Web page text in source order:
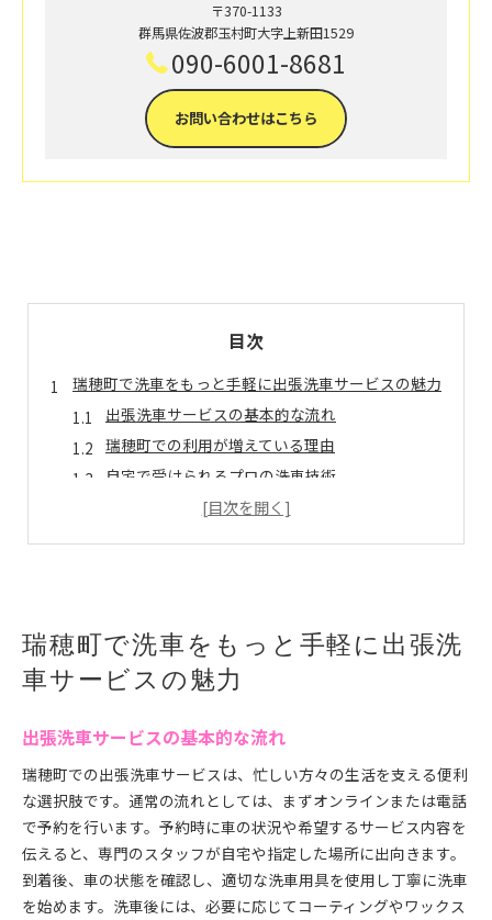
〒370-1133
群馬県佐波郡玉村町大字上新田1529
090-6001-8681
お問い合わせはこちら
目次
瑞穂町で洗車をもっと手軽に出張洗車サービスの魅力
出張洗車サービスの基本的な流れ
瑞穂町での利用が増えている理由
自宅で受けられるプロの洗車技術
時間を有効活用できる出張サービス
基本的な洗車用具の紹介
プロが勧める洗車用具の選び方
瑞穂町の気候に適した洗車用具
コストパフォーマンスの高い洗車用具
環境に優しい洗車用具を選ぶポイント
出張洗車で時間を節約瑞穂町の忙しい方におすすめ
時間短縮を実現する理由とは
日常生活に溶け込む出張洗車サービス
瑞穂町での出張洗車の予約方法
瑞穂町で洗車をもっと手軽に出張洗
車サービスの魅力
出張洗車サービスの基本的な流れ
瑞穂町での出張洗車サービスは、忙しい方々の生活を支える便利
な選択肢です。通常の流れとしては、まずオンラインまたは電話
で予約を行います。予約時に車の状況や希望するサービス内容を
伝えると、専門のスタッフが自宅や指定した場所に出向きます。
到着後、車の状態を確認し、適切な洗車用具を使用し丁寧に洗車
を始めます。洗車後には、必要に応じてコーティングやワックス